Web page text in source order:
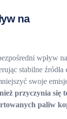
na
wpływ na
stabilne
swoje
przyczynia się
paliw